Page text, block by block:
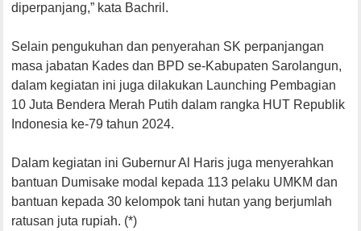
diperpanjang,” kata Bachril.
Selain pengukuhan dan penyerahan SK perpanjangan
masa jabatan Kades dan BPD se-Kabupaten Sarolangun,
dalam kegiatan ini juga dilakukan Launching Pembagian
10 Juta Bendera Merah Putih dalam rangka HUT Republik
Indonesia ke-79 tahun 2024.
Dalam kegiatan ini Gubernur Al Haris juga menyerahkan
bantuan Dumisake modal kepada 113 pelaku UMKM dan
bantuan kepada 30 kelompok tani hutan yang berjumlah
ratusan juta rupiah. (*)